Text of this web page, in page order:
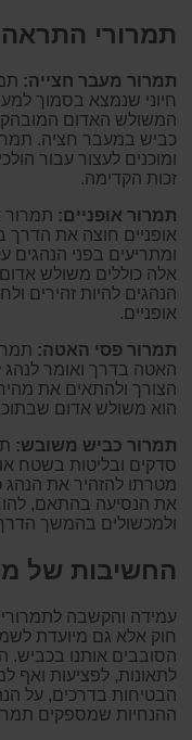
תמרורי התראה
תמרור מעבר חצייה:
המשולש האדום המובהק
כביש במעבר חציה.
ומוכנים לעצור עבור
זכות הקדימה.
תמרור אופניים:
אופניים חוצה את הדרך
ומתריעים בפני הנהגים
אלה כוללים משולש
הנהגים להיות זהירים
אופניים.
תמרור פסי האטה:
האטה בדרך ואומר
הצורך ולהתאים את
הוא משולש אדום
תמרור כביש משובש:
סדקים ובליטות בשטח
מטרתו להזהיר את הנהג
את הנסיעה בהתאם,
ולמכשולים בהמשך
החשיבות של
עמידה והקשבה
חוק אלא גם מיועדת
הסובבים אותנו בכביש.
לתאונות, לפציעות ואף
הבטיחות בדרכים, על
ההנחיות שמספקים